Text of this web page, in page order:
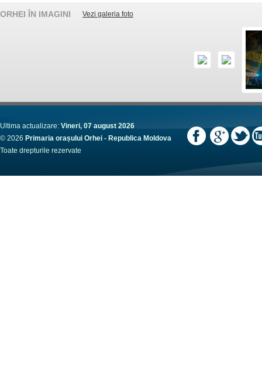
ORHEI ÎN IMAGINI Vezi galeria foto
Ultima actualizare: Vineri, 07 august 2026
© 2026 Primaria orașului Orhei - Republica Moldova
Toate drepturile rezervate